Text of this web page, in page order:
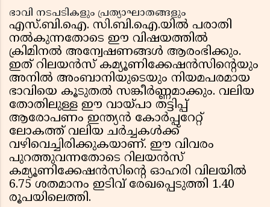
ഭാവി നടപടികളും പ്രത്യാഘാതങ്ങളും
എസ്.ബി.ഐ. സി.ബി.ഐ.യിൽ പരാതി
നൽകുന്നതോടെ ഈ വിഷയത്തിൽ
ക്രിമിനൽ അന്വേഷണങ്ങൾ ആരംഭിക്കും.
ഇത് റിലയൻസ് കമ്യൂണിക്കേഷൻസിന്റെയും
അനിൽ അംബാനിയുടെയും നിയമപരമായ
ഭാവിയെ കൂടുതൽ സങ്കീർണ്ണമാക്കും. വലിയ
തോതിലുള്ള ഈ വായ്പാ തട്ടിപ്പ്
ആരോപണം ഇന്ത്യൻ കോർപ്പറേറ്റ്
ലോകത്ത് വലിയ ചർച്ചകൾക്ക്
വഴിവെച്ചിരിക്കുകയാണ്. ഈ വിവരം
പുറത്തുവന്നതോടെ റിലയൻസ്
കമ്യൂണിക്കേഷൻസിന്റെ ഓഹരി വിലയിൽ
6.75 ശതമാനം ഇടിവ് രേഖപ്പെടുത്തി 1.40
രൂപയിലെത്തി.